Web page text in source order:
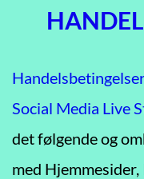
Social Media Live
det følgende og
med